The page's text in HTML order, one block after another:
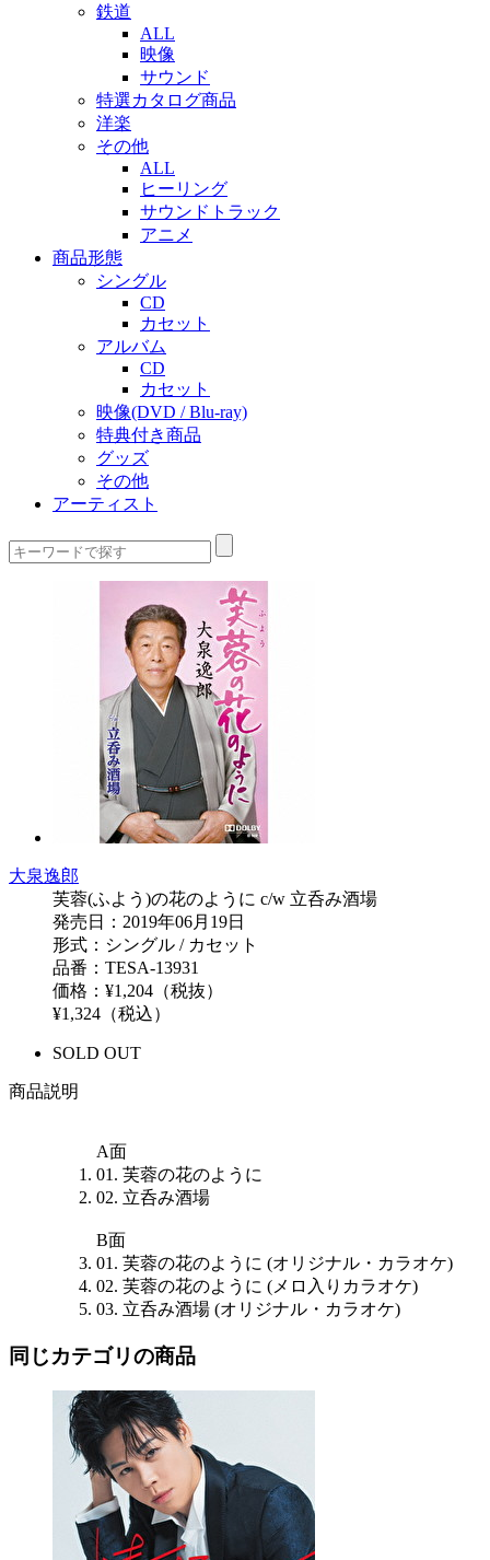
鉄道
ALL
映像
サウンド
特選カタログ商品
洋楽
その他
ALL
ヒーリング
サウンドトラック
アニメ
商品形態
シングル
CD
カセット
アルバム
CD
カセット
映像(DVD / Blu-ray)
特典付き商品
グッズ
その他
アーティスト
大泉逸郎
芙蓉(ふよう)の花のように c/w 立呑み酒場
発売日：2019年06月19日
形式：シングル / カセット
品番：TESA-13931
価格：¥1,204（税抜）
¥1,324（税込）
SOLD OUT
商品説明
A面
01. 芙蓉の花のように
02. 立呑み酒場
B面
01. 芙蓉の花のように (オリジナル・カラオケ)
02. 芙蓉の花のように (メロ入りカラオケ)
03. 立呑み酒場 (オリジナル・カラオケ)
同じカテゴリの商品